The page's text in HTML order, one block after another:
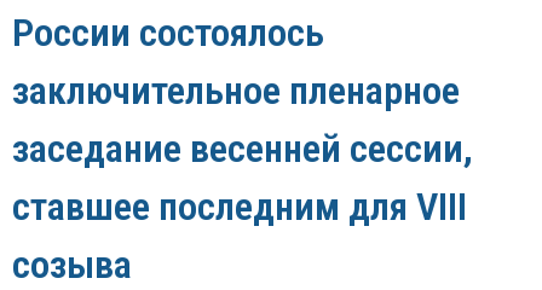
России состоялось
заключительное пленарное
заседание весенней сессии,
ставшее последним для VIII
созыва